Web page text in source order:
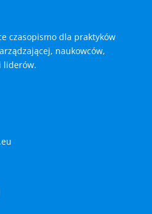
czasopismo dla praktyków
naukowców,
liderów.